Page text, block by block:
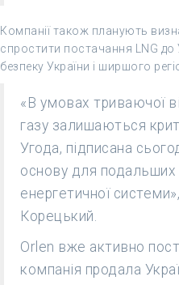
Компанії також планують
спростити постачання LNG до
безпеку України і ширшого
«В умовах триваючої
газу залишаються
Угода, підписана
основу для подальших
енергетичної
Корецький.
Orlen вже активно
компанія продала